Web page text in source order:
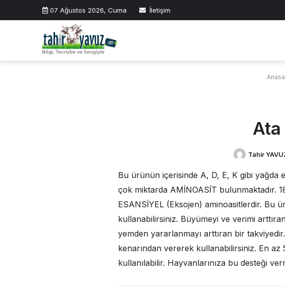
07 Ağustos 2026, Cuma İletişim
Tahir
Bu ürünün içerisinde A, D, E, K gibi yağda
çok miktarda AMİNOASİT bulunmaktadır.
ESANSİYEL (Eksojen) aminoasitlerdir. Bu
kullanabilirsiniz. Büyümeyi ve verimi
yemden yararlanmayı arttıran bir
kenarından vererek kullanabilirsiniz. En az
kullanılabilir. Hayvanlarınıza bu desteği